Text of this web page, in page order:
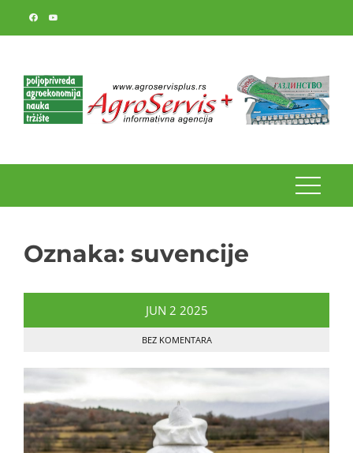
Oznaka: suvencije
JUN 2 2025
BEZ KOMENTARA